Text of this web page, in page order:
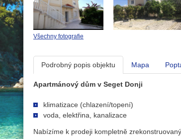
Všechny fotografie
Podrobný popis objektu Mapa
Apartmánový dům v Seget Donji
klimatizace (chlazení/topení)
voda, elektřina, kanalizace
Nabízíme k prodeji kompletně